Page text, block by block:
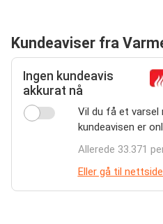
Kundeaviser fra
Ingen kundeavis
akkurat nå
Vil du få et varsel
kundeavisen er
Allerede 33.371
Eller gå til